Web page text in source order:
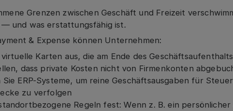
Grenzen zwischen Geschäft und Freizeit
und was erstattungsfähig ist.
& Expense können Unternehmen:
Karten aus, die am Ende des
dass private Kosten nicht von Firmenkonten
ERP-Systeme, um reine Geschäftsausgaben für
zu verfolgen
Regeln fest: Wenn z. B. ein